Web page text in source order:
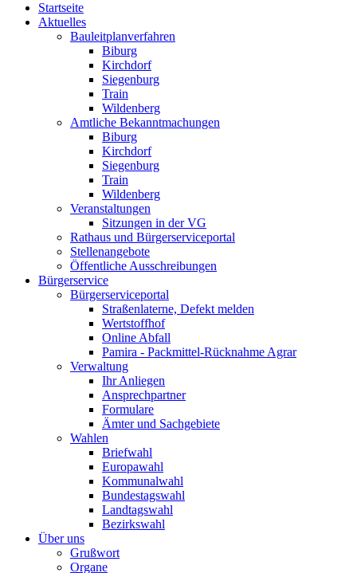
Startseite
Aktuelles
Bauleitplanverfahren
Biburg
Kirchdorf
Siegenburg
Train
Wildenberg
Amtliche Bekanntmachungen
Biburg
Kirchdorf
Siegenburg
Train
Wildenberg
Veranstaltungen
Sitzungen in der VG
Rathaus und Bürgerserviceportal
Stellenangebote
Öffentliche Ausschreibungen
Bürgerservice
Bürgerserviceportal
Straßenlaterne, Defekt melden
Wertstoffhof
Online Abfall
Pamira - Packmittel-Rücknahme Agrar
Verwaltung
Ihr Anliegen
Ansprechpartner
Formulare
Ämter und Sachgebiete
Wahlen
Briefwahl
Europawahl
Kommunalwahl
Bundestagswahl
Landtagswahl
Bezirkswahl
Über uns
Grußwort
Organe